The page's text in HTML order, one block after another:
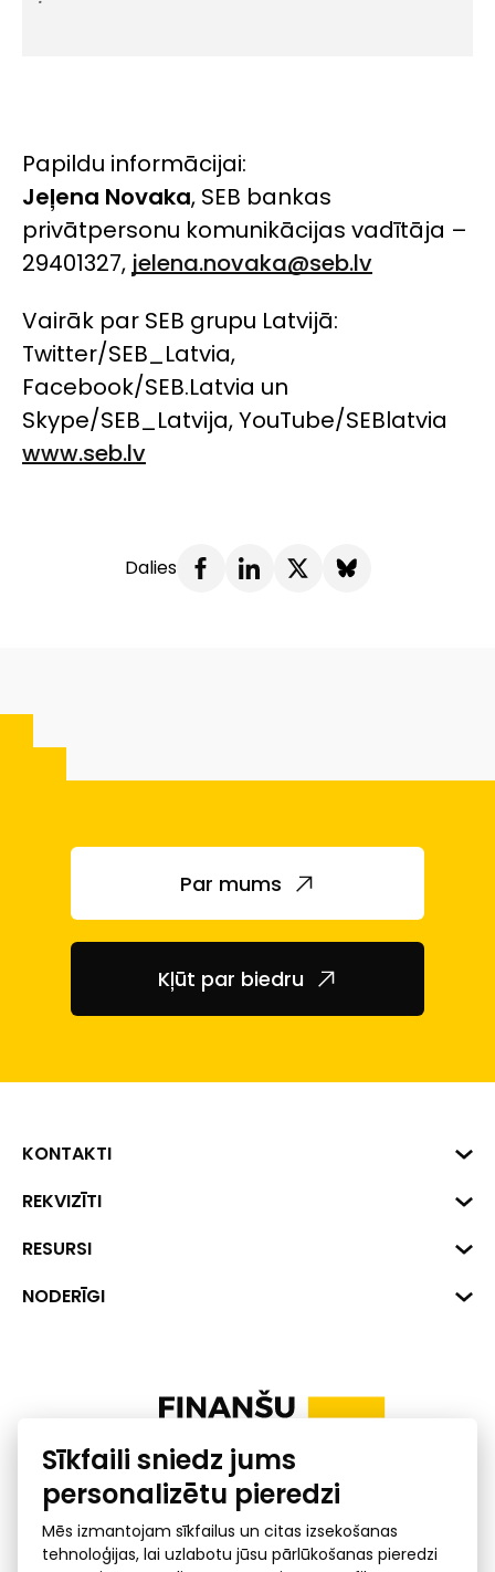
Papildu informācijai:
Jeļena Novaka, SEB bankas
privātpersonu komunikācijas vadītāja –
29401327, jelena.novaka@seb.lv
Vairāk par SEB grupu Latvijā:
Twitter/SEB_Latvia,
Facebook/SEB.Latvia un
Skype/SEB_Latvija, YouTube/SEBlatvia
www.seb.lv
Dalies
Par mums
Kļūt par biedru
KONTAKTI
Biznesa centrs "VERDE" Roberta
1045
+371 287 18175
REKVIZĪTI
Reģ. Nr. 40008002175
Banka: SEB Banka
RESURSI
Dati
Uzņēmumu kredītspējas kalkulators
NODERĪGI
Ombuds
Sīkfaili sniedz jums
personalizētu pieredzi
Mēs izmantojam sīkfailus un citas izsekošanas
tehnoloģijas, lai uzlabotu jūsu pārlūkošanas pieredzi